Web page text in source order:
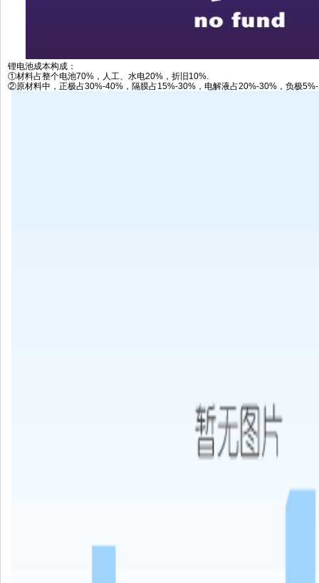
锂电池成本构成：
①材料占整个电池70%，人工、水电20%，折旧10%.
②原材料中，正极占30%-40%，隔膜占15%-30%，电解液占20%-30%，负极